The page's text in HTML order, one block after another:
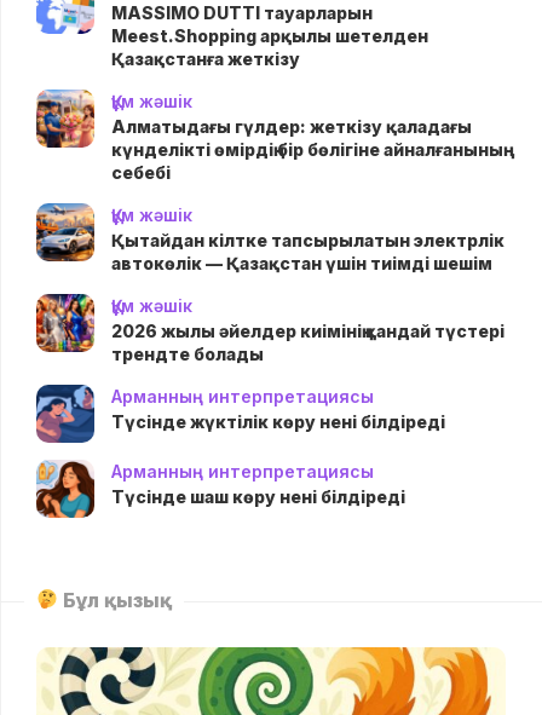
MASSIMO DUTTI тауарларын
Meest.Shopping арқылы шетелден
Қазақстанға жеткізу
Құм жәшік
Алматыдағы гүлдер: жеткізу қаладағы
күнделікті өмірдің бір бөлігіне айналғанының
себебі
Құм жәшік
Қытайдан кілтке тапсырылатын электрлік
автокөлік — Қазақстан үшін тиімді шешім
Құм жәшік
2026 жылы әйелдер киімінің қандай түстері
трендте болады
Арманның интерпретациясы
Түсінде жүктілік көру нені білдіреді
Арманның интерпретациясы
Түсінде шаш көру нені білдіреді
Бұл қызық